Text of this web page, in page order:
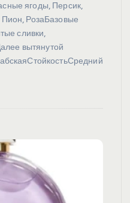
ягоды, Персик,
РозаБазовые
сливки,
вытянутой